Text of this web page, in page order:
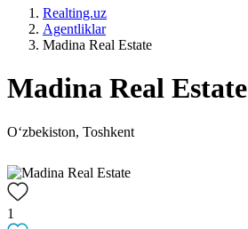
Realting.uz
Agentliklar
Madina Real Estate
Madina Real Estate
Oʻzbekiston, Toshkent
1